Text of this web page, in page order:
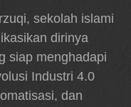
sekolah islami
dirinya
siap menghadapi
Industri 4.0
dan